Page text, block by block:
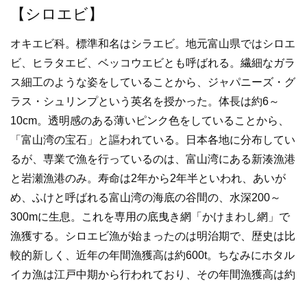
【シロエビ】
オキエビ科。標準和名はシラエビ。地元富山県ではシロエ
ビ、ヒラタエビ、ベッコウエビとも呼ばれる。繊細なガラ
ス細工のような姿をしていることから、ジャパニーズ・グ
ラス・シュリンプという英名を授かった。体長は約6～
10cm。透明感のある薄いピンク色をしていることから、
「富山湾の宝石」と謳われている。日本各地に分布してい
るが、専業で漁を行っているのは、富山湾にある新湊漁港
と岩瀬漁港のみ。寿命は2年から2年半といわれ、あいが
め、ふけと呼ばれる富山湾の海底の谷間の、水深200～
300mに生息。これを専用の底曳き網「かけまわし網」で
漁獲する。シロエビ漁が始まったのは明治期で、歴史は比
較的新しく、近年の年間漁獲高は約600t。ちなみにホタル
イカ漁は江戸中期から行われており、その年間漁獲高は約